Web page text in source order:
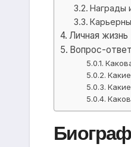
Награды
Личная жизнь
Вопрос-